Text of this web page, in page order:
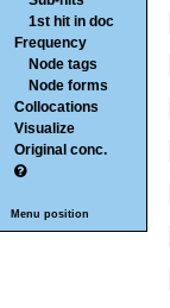
1st hit in doc
Frequency
Node tags
Node forms
Collocations
Visualize
Original conc.
Menu position